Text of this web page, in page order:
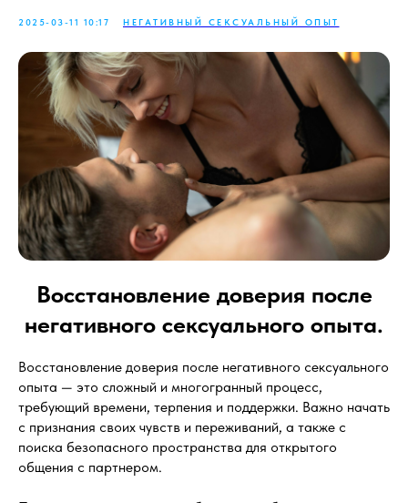
2025-03-11 10:17 НЕГАТИВНЫЙ СЕКСУАЛЬНЫЙ ОПЫТ
Восстановление доверия после
негативного сексуального опыта.
Восстановление доверия после негативного сексуального
опыта — это сложный и многогранный процесс,
требующий времени, терпения и поддержки. Важно начать
с признания своих чувств и переживаний, а также с
поиска безопасного пространства для открытого
общения с партнером.